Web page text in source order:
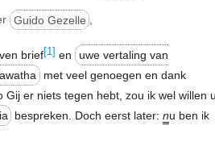
Guido Gezelle ,
brief[1] en
uwe vertaling van
met veel genoegen en dank
Gij er niets tegen hebt, zou ik wel willen
bespreken. Doch eerst later:nu ben ik